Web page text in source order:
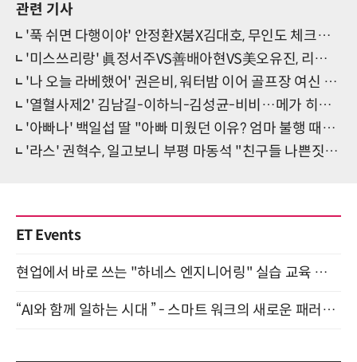
관련 기사
'푹 쉬면 다행이야' 안정환X붐X김대호, 무인도 체크인 비하인드
'미스쓰리랑' 眞정서주VS善배아현VS美오유진, 리벤지 매치 성사
'나 오늘 라베했어' 권은비, 워터밤 이어 골프장 여신 등극
'열혈사제2' 김남길-이하늬-김성균-비비…메가 히트작의 귀환
'아빠나' 백일섭 딸 "아빠 미웠던 이유? 엄마 불행 때문에…"
'라스' 권혁수, 일고보니 부평 마동석 "친구들 나쁜짓 못하게 해"
ET Events
현업에서 바로 쓰는 "하네스 엔지니어링" 실습 교육 워크숍 8월 20일 개최
“AI와 함께 일하는 시대 ” - 스마트 워크의 새로운 패러다임 (9/11)